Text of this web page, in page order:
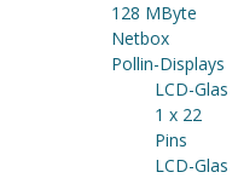
128 MByte
Netbox
Pollin-Displays
LCD-Glas
1 x 22
Pins
LCD-Glas